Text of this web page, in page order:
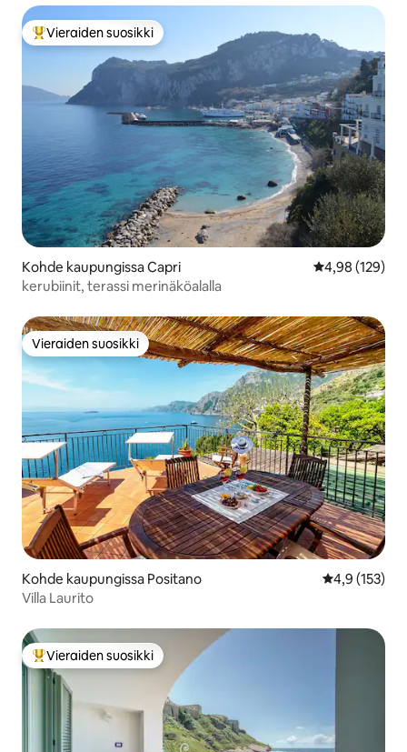
Vieraiden suosikkien parhaimmistoa
Vieraiden suosikki
Kohde kaupungissa Capri
4,98 (129)
kerubiinit, terassi merinäköalalla
Vieraiden suosikki
Vieraiden suosikki
Kohde kaupungissa Positano
4,9 (153)
Villa Laurito
Vieraiden suosikkien parhaimmistoa
Vieraiden suosikki